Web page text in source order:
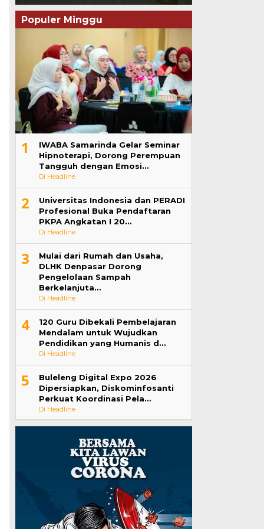
Populer Minggu
1
IWABA Samarinda Gelar Seminar
Hipnoterapi, Dorong Perempuan
Tangguh dengan Emosi…
Di Headline
2
Universitas Indonesia dan PERADI
Profesional Buka Pendaftaran
PKPA Angkatan I 20…
Di Headline
3
Mulai dari Rumah dan Usaha,
DLHK Denpasar Dorong
Pengelolaan Sampah
Berkelanjuta…
Di Headline
4
120 Guru Dibekali Pembelajaran
Mendalam untuk Wujudkan
Pendidikan yang Humanis d…
Di Headline
5
Buleleng Digital Expo 2026
Dipersiapkan, Diskominfosanti
Perkuat Koordinasi Pela…
Di Headline